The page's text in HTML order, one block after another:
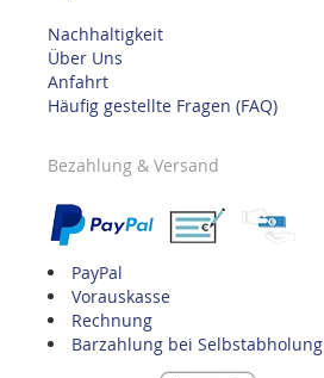
Nachhaltigkeit
Über Uns
Anfahrt
Häufig gestellte Fragen (FAQ)
Bezahlung & Versand
PayPal
Vorauskasse
Rechnung
Barzahlung bei Selbstabholung